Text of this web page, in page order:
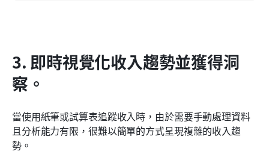
3. 即時視覺化收入趨勢並獲得洞
察。
當使用紙筆或試算表追蹤收入時，由於需要手動處理資料
且分析能力有限，很難以簡單的方式呈現複雜的收入趨
勢。